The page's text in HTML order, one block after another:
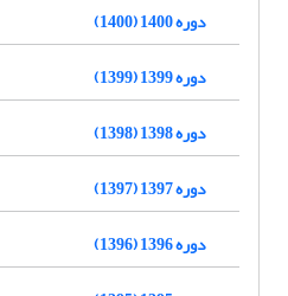
دوره 1400 (1400)
دوره 1399 (1399)
دوره 1398 (1398)
دوره 1397 (1397)
دوره 1396 (1396)